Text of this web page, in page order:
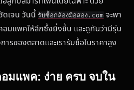
เจน วันนี้ รับซื้อกล้องมือสอง.com จะพา
มแพคให้ลึกซึ้งยิ่งขึ้น และดูกันว่ามีรุ่น
รของตลาดและเรารับซื้อในราคาสูง
มแพค: ง่าย ครบ จบใน